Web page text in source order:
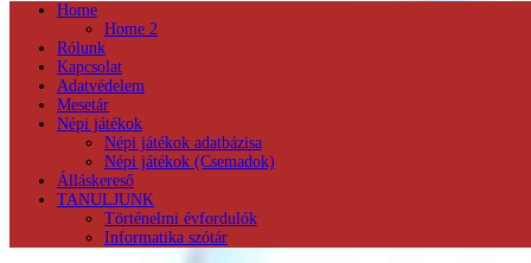
Home
Home 2
Rólunk
Kapcsolat
Adatvédelem
Mesetár
Népi játékok
Népi játékok adatbázisa
Népi játékok (Csemadok)
Álláskereső
TANULJUNK
Történelmi évfordulók
Informatika szótár